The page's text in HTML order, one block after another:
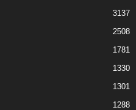
3137
2508
1781
1330
1301
1288